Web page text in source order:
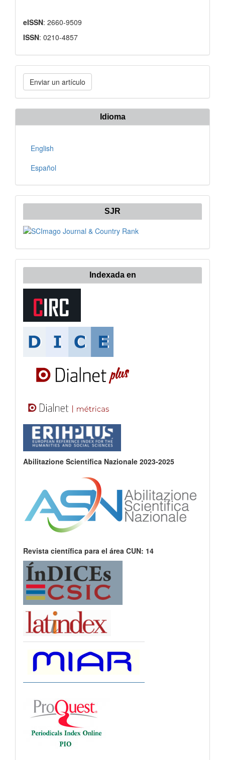
eISSN: 2660-9509
ISSN: 0210-4857
Enviar
un
artículo
Enviar un artículo
Idioma
English
Español
SJR
Indexada en
Abilitazione Scientifica Nazionale 2023-2025
Revista científica para el área CUN: 14